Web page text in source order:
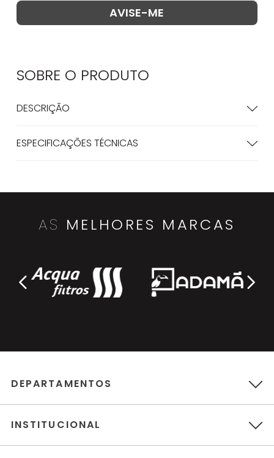
SOBRE O PRODUTO
DESCRIÇÃO
ESPECIFICAÇÕES TÉCNICAS
AS MELHORES MARCAS
DEPARTAMENTOS
INSTITUCIONAL